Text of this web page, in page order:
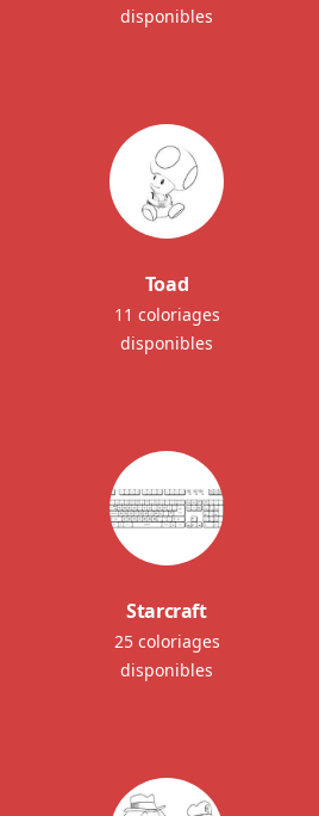
disponibles
Toad
11 coloriages
disponibles
Starcraft
25 coloriages
disponibles